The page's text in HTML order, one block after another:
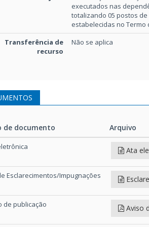
executados nas
totalizando 05 postos
estabelecidas no Termo
Transferência de
recurso
Não se aplica
de documento
Arquivo
de documento
Ata
Esclarecimentos/Impugnações
de publicação Aviso